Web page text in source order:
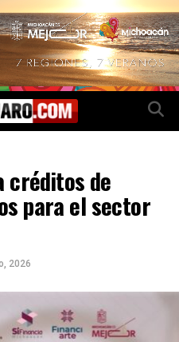
créditos de
para el sector
2026